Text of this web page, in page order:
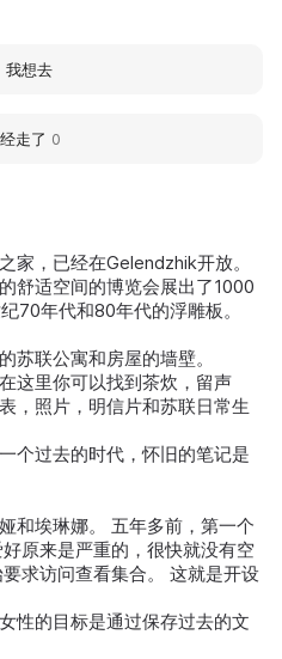
家，已经在Gelendzhik开放。
舒适空间的博览会展出了1000
70年代和80年代的浮雕板。
苏联公寓和房屋的墙壁。
这里你可以找到茶炊，留声
，照片，明信片和苏联日常生
个过去的时代，怀旧的笔记是
和埃琳娜。 五年多前，第一个
原来是严重的，很快就没有空
求访问查看集合。 这就是开设
性的目标是通过保存过去的文
我想去
走了 0